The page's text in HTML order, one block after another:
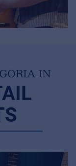
IN